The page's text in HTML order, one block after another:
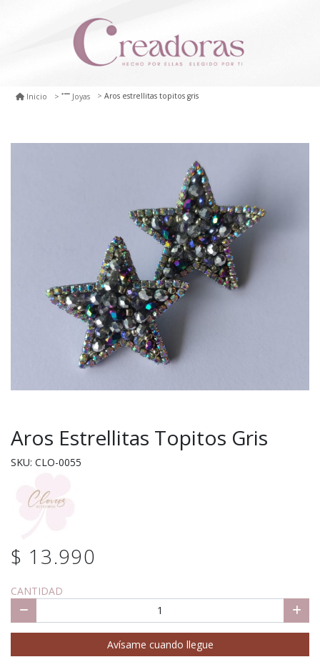
Inicio Joyas Aros estrellitas topitos gris
Aros Estrellitas Topitos Gris
SKU: CLO-0055
$ 13.990
CANTIDAD
Avísame cuando llegue